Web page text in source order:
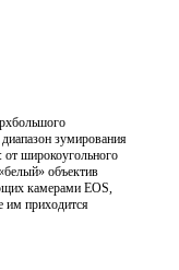
зумирования
от широкоугольного
объектив
камерами EOS,
им приходится